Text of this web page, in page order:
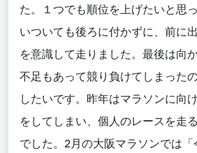
た。１つでも順位を上げたいと思
いついても後ろに付かずに、前に
を意識して走りました。最後は向
不足もあって競り負けてしまった
したいです。昨年はマラソンに向
をしてしまい、個人のレースを走
でした。2月の大阪マラソンでは「